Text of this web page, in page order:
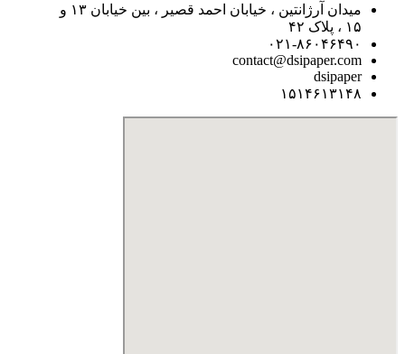
میدان آرژانتین ، خیابان احمد قصیر ، بین خیابان ۱۳ و
۱۵ ، پلاک ۴۲
۰۲۱-۸۶۰۴۶۴۹۰
contact@dsipaper.com
dsipaper
۱۵۱۴۶۱۳۱۴۸